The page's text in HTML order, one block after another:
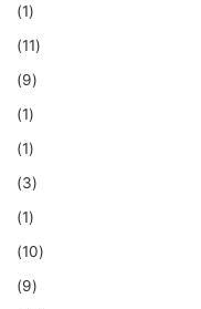
(1)
(11)
(9)
(1)
(1)
(3)
(1)
(10)
(9)